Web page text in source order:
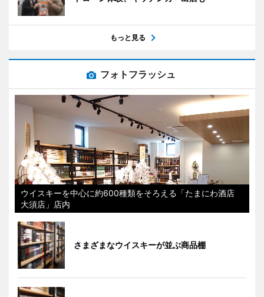
もっと見る
フォトフラッシュ
ウイスキーを中心に約600種類をそろえる「たまにわ酒店
大須店」店内
さまざまなウイスキーが並ぶ商品棚